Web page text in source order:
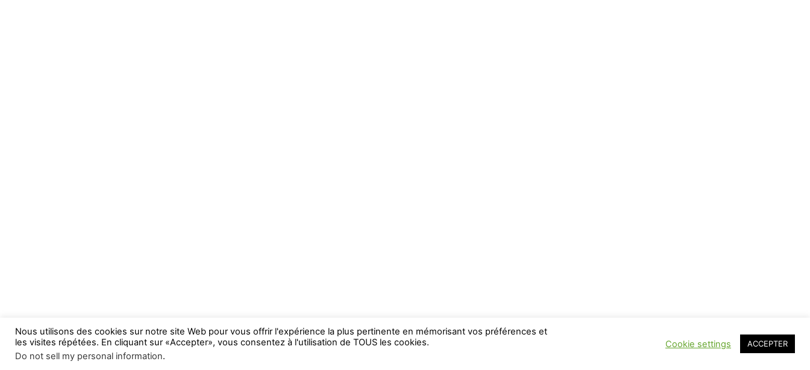
Nous utilisons des cookies sur notre site Web pour vous offrir l'expérience la plus pertinente en mémorisant vos préférences et
les visites répétées. En cliquant sur «Accepter», vous consentez à l'utilisation de TOUS les cookies.
Do not sell my personal information.
Cookie settings ACCEPTER